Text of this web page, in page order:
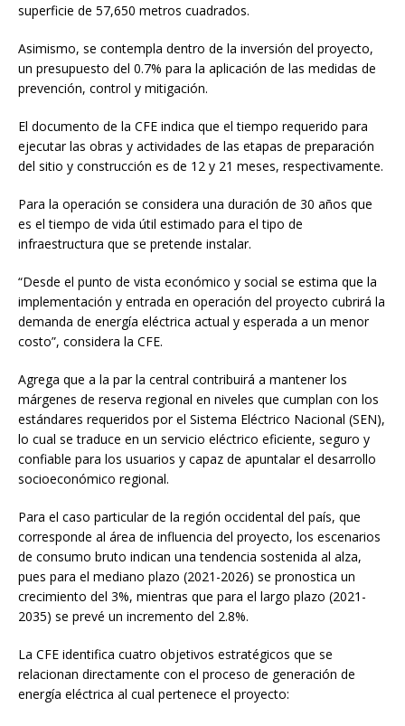
superficie de 57,650 metros cuadrados.
Asimismo, se contempla dentro de la inversión del proyecto,
un presupuesto del 0.7% para la aplicación de las medidas de
prevención, control y mitigación.
El documento de la CFE indica que el tiempo requerido para
ejecutar las obras y actividades de las etapas de preparación
del sitio y construcción es de 12 y 21 meses, respectivamente.
Para la operación se considera una duración de 30 años que
es el tiempo de vida útil estimado para el tipo de
infraestructura que se pretende instalar.
“Desde el punto de vista económico y social se estima que la
implementación y entrada en operación del proyecto cubrirá la
demanda de energía eléctrica actual y esperada a un menor
costo”, considera la CFE.
Agrega que a la par la central contribuirá a mantener los
márgenes de reserva regional en niveles que cumplan con los
estándares requeridos por el Sistema Eléctrico Nacional (SEN),
lo cual se traduce en un servicio eléctrico eficiente, seguro y
confiable para los usuarios y capaz de apuntalar el desarrollo
socioeconómico regional.
Para el caso particular de la región occidental del país, que
corresponde al área de influencia del proyecto, los escenarios
de consumo bruto indican una tendencia sostenida al alza,
pues para el mediano plazo (2021-2026) se pronostica un
crecimiento del 3%, mientras que para el largo plazo (2021-
2035) se prevé un incremento del 2.8%.
La CFE identifica cuatro objetivos estratégicos que se
relacionan directamente con el proceso de generación de
energía eléctrica al cual pertenece el proyecto: